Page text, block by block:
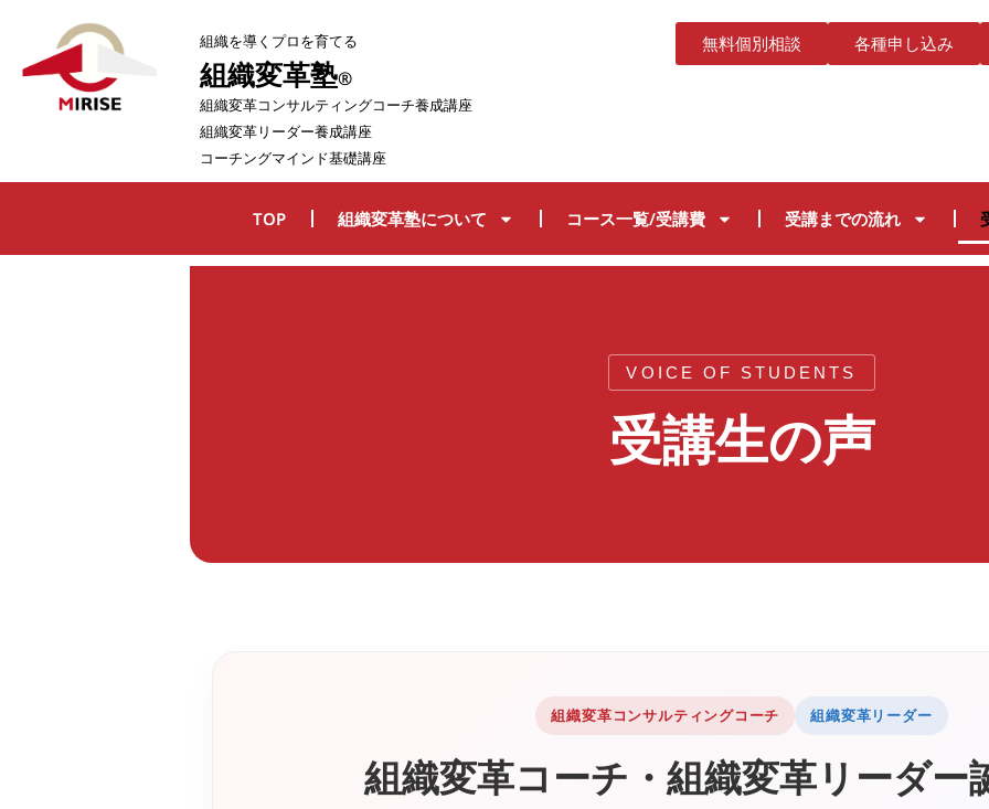
組織を導くプロを育てる
組織変革塾®
組織変革コンサルティングコーチ養成講座
組織変革リーダー養成講座
コーチングマインド基礎講座
無料個別相談 各種申し込み
TOP 組織変革塾について コース一覧/受講費 受講までの流れ
VOICE OF STUDENTS
受講生の声
組織変革コンサルティングコーチ 組織変革リーダー
組織変革コーチ・組織変革リーダー